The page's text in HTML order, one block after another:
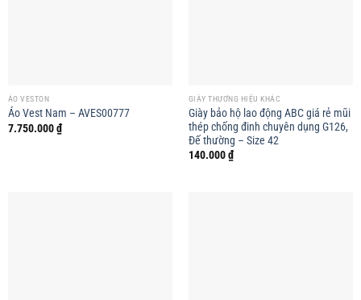
ÁO VESTON
Áo Vest Nam – AVES00777
7.750.000₫
GIÀY THƯƠNG HIỆU KHÁC
Giày bảo hộ lao động ABC giá rẻ mũi
thép chống đinh chuyên dụng G126,
Đế thường – Size 42
140.000₫